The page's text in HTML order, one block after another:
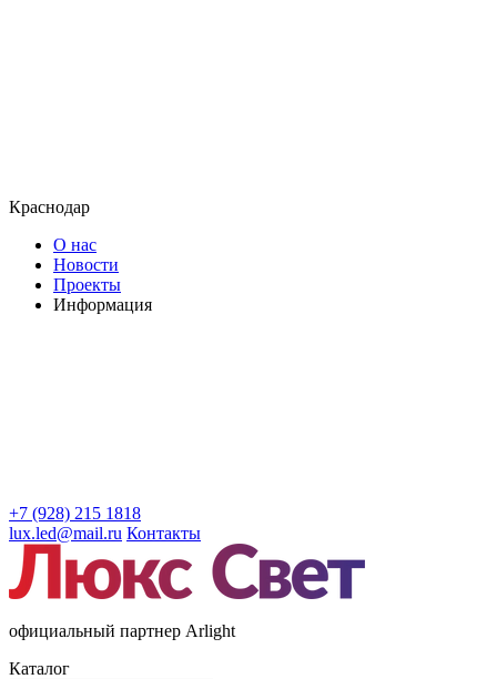
Краснодар
О нас
Новости
Проекты
Информация
+7 (928) 215 1818
lux.led@mail.ru Контакты
официальный партнер Arlight
Каталог